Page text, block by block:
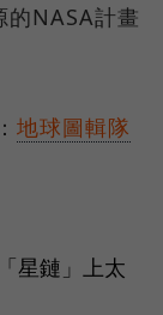
的NASA計畫
地球圖輯隊
星鏈」上太